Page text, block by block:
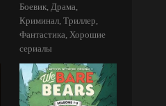
Боевик, Драма,
Криминал, Триллер,
Фантастика, Хорошие
сериалы